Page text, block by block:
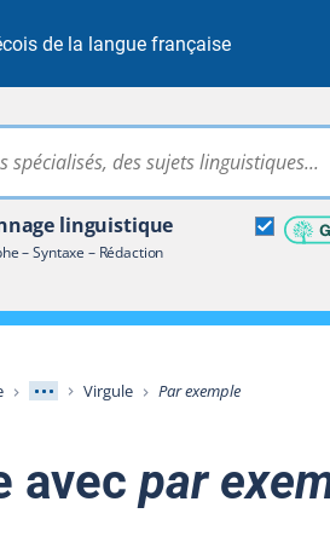
de la langue française
linguistique
– Syntaxe – Rédaction
terminologique
Afficher les niveaux
Virgule Par exemple
avec par